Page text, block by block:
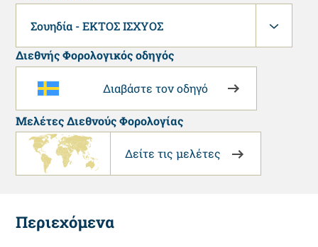
Σουηδία - ΕΚΤΟΣ ΙΣΧΥΟΣ
Διεθνής Φορολογικός οδηγός
Διαβάστε τον οδηγό
Μελέτες Διεθνούς Φορολογίας
Δείτε τις μελέτες
Περιεχόμενα